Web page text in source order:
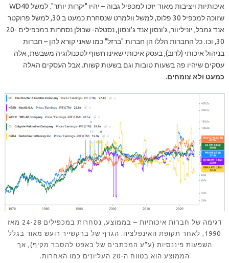
איכותיות ויציבות מאוד יזכו למכפיל גבוה – יהיו "יקרות יותר". למשל WD40
שזוכה למכפיל 30 פלוס, למשל וולמרט שנסחרת כמעט ב 30, למשל פרוקטר
אנד גמבל, יוניליוור, ג'ונסון אנד ג'ונסון, נסטלה- שכולן נסחרות במכפילים 20-
30, וכו. כל החברות הללו הן חברות "ברזל" כמו שאני קורא להן – חברות
בניהול איכותי (לרוב), בעסק איכותי שאינו חשוף לטכנולוגיה משבשת, אלה
עסקים שיהיו פה בשעות טובות וגם בשעות קשות. אבל העסקים האלה
כמעט ולא צומחים.
דגימה של חברות איכותיות – בממוצע, נסחרות במכפילים 24-28 מאז
1990, לאחר תקופת האינפלציה. הגרף של ברקשייר רועש מאוד בגלל
השפעות פיננסיות (ע"ע המכתבים של באפט להסבר מקיף), אך
הממוצע הוא בטווח ה-20 העליונים כמו האחרות.